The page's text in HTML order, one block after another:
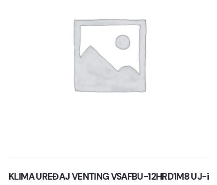
KLIMA UREĐAJ VENTING VSAFBU-12HRD1M8 UJ-i